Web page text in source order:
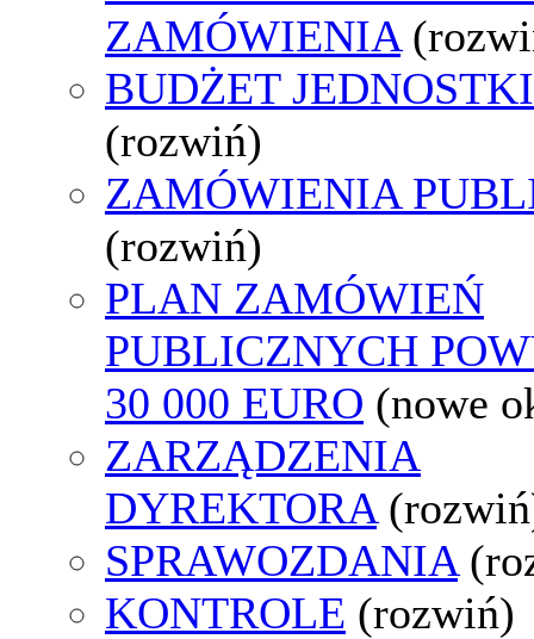
ZAMÓWIENIA
BUDŻET JEDNOSTKI
(rozwiń)
ZAMÓWIENIA
(rozwiń)
PLAN ZAMÓWIEŃ
PUBLICZNYCH
30 000 EURO (nowe
ZARZĄDZENIA
DYREKTORA
SPRAWOZDANIA
KONTROLE (rozwiń)